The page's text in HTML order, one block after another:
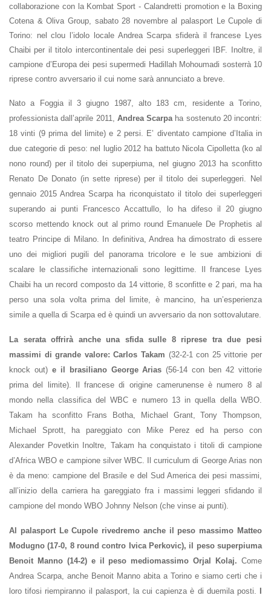
collaborazione con la Kombat Sport - Calandretti promotion e la Boxing
Cotena & Oliva Group, sabato 28 novembre al palasport Le Cupole di
Torino: nel clou l’idolo locale Andrea Scarpa sfiderà il francese Lyes
Chaibi per il titolo intercontinentale dei pesi superleggeri IBF. Inoltre, il
campione d’Europa dei pesi supermedi Hadillah Mohoumadi sosterrà 10
riprese contro avversario il cui nome sarà annunciato a breve.
Nato a Foggia il 3 giugno 1987, alto 183 cm, residente a Torino,
professionista dall’aprile 2011, Andrea Scarpa ha sostenuto 20 incontri:
18 vinti (9 prima del limite) e 2 persi. E’ diventato campione d’Italia in
due categorie di peso: nel luglio 2012 ha battuto Nicola Cipolletta (ko al
nono round) per il titolo dei superpiuma, nel giugno 2013 ha sconfitto
Renato De Donato (in sette riprese) per il titolo dei superleggeri. Nel
gennaio 2015 Andrea Scarpa ha riconquistato il titolo dei superleggeri
superando ai punti Francesco Accattullo, lo ha difeso il 20 giugno
scorso mettendo knock out al primo round Emanuele De Prophetis al
teatro Principe di Milano. In definitiva, Andrea ha dimostrato di essere
uno dei migliori pugili del panorama tricolore e le sue ambizioni di
scalare le classifiche internazionali sono legittime. Il francese Lyes
Chaibi ha un record composto da 14 vittorie, 8 sconfitte e 2 pari, ma ha
perso una sola volta prima del limite, è mancino, ha un’esperienza
simile a quella di Scarpa ed è quindi un avversario da non sottovalutare.
La serata offrirà anche una sfida sulle 8 riprese tra due pesi
massimi di grande valore: Carlos Takam (32-2-1 con 25 vittorie per
knock out) e il brasiliano George Arias(56-14 con ben 42 vittorie
prima del limite). Il francese di origine camerunense è numero 8 al
mondo nella classifica del WBC e numero 13 in quella della WBO.
Takam ha sconfitto Frans Botha, Michael Grant, Tony Thompson,
Michael Sprott, ha pareggiato con Mike Perez ed ha perso con
Alexander Povetkin Inoltre, Takam ha conquistato i titoli di campione
d’Africa WBO e campione silver WBC. Il curriculum di George Arias non
è da meno: campione del Brasile e del Sud America dei pesi massimi,
all’inizio della carriera ha gareggiato fra i massimi leggeri sfidando il
campione del mondo WBO Johnny Nelson (che vinse ai punti).
Al palasport Le Cupole rivedremo anche il peso massimo Matteo
Modugno (17-0, 8 round contro Ivica Perkovic), il peso superpiuma
Benoit Manno (14-2) e il peso mediomassimo Orjal Kolaj. Come
Andrea Scarpa, anche Benoit Manno abita a Torino e siamo certi che i
loro tifosi riempiranno il palasport, la cui capienza è di duemila posti.